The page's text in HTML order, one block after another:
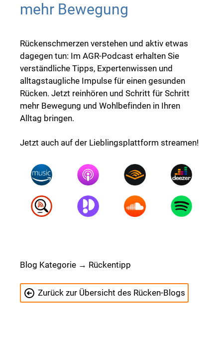
mehr Bewegung
Rückenschmerzen verstehen und aktiv etwas
dagegen tun: Im AGR-Podcast erhalten Sie
verständliche Tipps, Expertenwissen und
alltagstaugliche Impulse für einen gesunden
Rücken. Jetzt reinhören und Schritt für Schritt
mehr Bewegung und Wohlbefinden in Ihren
Alltag bringen.
Jetzt auch auf der Lieblingsplattform streamen!
Blog Kategorie → Rückentipp
Zurück zur Übersicht des Rücken-Blogs